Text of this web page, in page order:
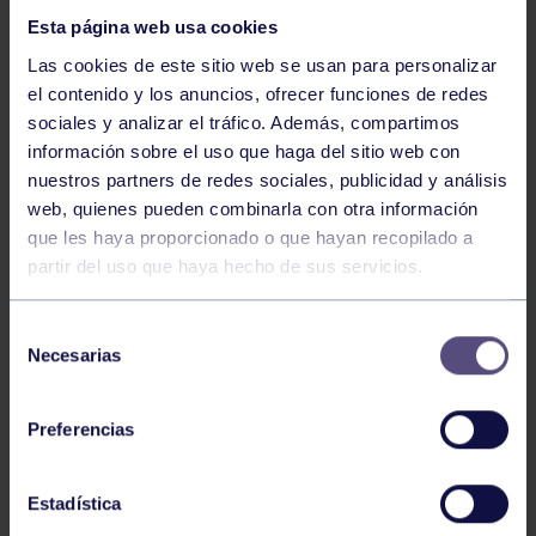
Esta página web usa cookies
Las cookies de este sitio web se usan para personalizar
el contenido y los anuncios, ofrecer funciones de redes
sociales y analizar el tráfico. Además, compartimos
información sobre el uso que haga del sitio web con
nuestros partners de redes sociales, publicidad y análisis
web, quienes pueden combinarla con otra información
que les haya proporcionado o que hayan recopilado a
partir del uso que haya hecho de sus servicios.
Necesarias
Preferencias
Estadística
Hockey 28 Jul 2026
ÓSCAR PALOMERO, RUMBO AL
MUNDIAL
Hockey